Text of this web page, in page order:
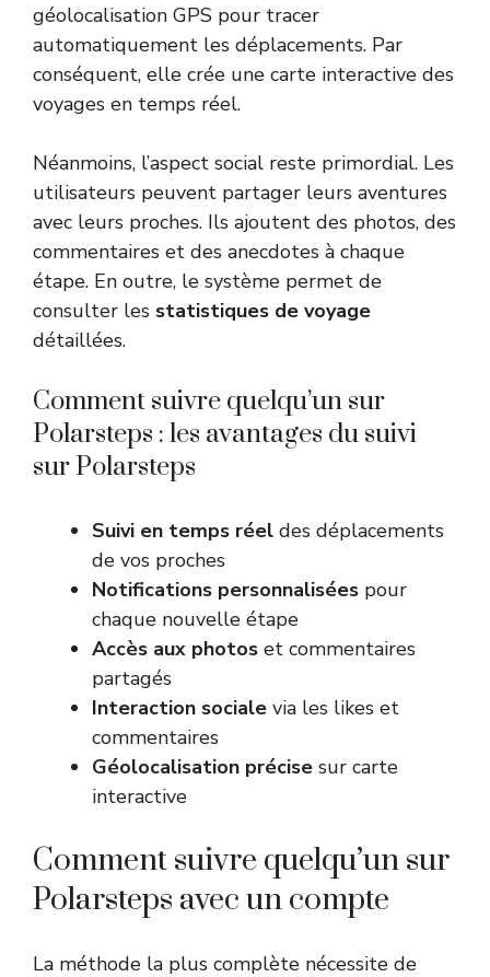
géolocalisation GPS pour tracer
automatiquement les déplacements. Par
conséquent, elle crée une carte interactive des
voyages en temps réel.
Néanmoins, l’aspect social reste primordial. Les
utilisateurs peuvent partager leurs aventures
avec leurs proches. Ils ajoutent des photos, des
commentaires et des anecdotes à chaque
étape. En outre, le système permet de
consulter les statistiques de voyage
détaillées.
Comment suivre quelqu’un sur
Polarsteps : les avantages du suivi
sur Polarsteps
Suivi en temps réel des déplacements
de vos proches
Notifications personnalisées pour
chaque nouvelle étape
Accès aux photos et commentaires
partagés
Interaction sociale via les likes et
commentaires
Géolocalisation précise sur carte
interactive
Comment suivre quelqu’un sur
Polarsteps avec un compte
La méthode la plus complète nécessite de